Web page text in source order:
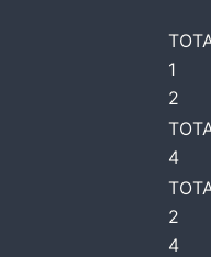
1
2
4
2
4